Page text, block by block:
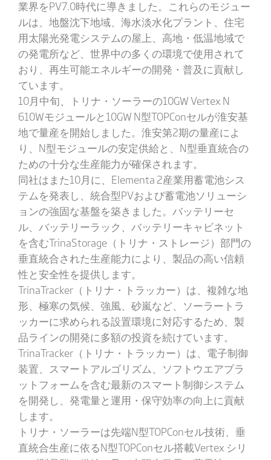
業界をPV7.0時代に導きました。これらのモジュー
ルは、地盤沈下地域、海水淡水化プラント、住宅
用太陽光発電システムの屋上、高地・低温地域で
の発電所など、世界中の多くの環境で使用されて
おり、再生可能エネルギーの開発・普及に貢献し
ています。
10月中旬、トリナ・ソーラーの10GW Vertex N
610Wモジュールと10GW N型TOPConセルが淮安基
地で量産を開始しました。淮安第2期の量産によ
り、N型モジュールの安定供給と、N型垂直統合の
ための十分な生産能力が確保されます。
同社はまた10月に、Elementa 2産業用蓄電池シス
テムを発表し、統合型PVおよび蓄電池ソリューシ
ョンの強固な基盤を築きました。バッテリーセ
ル、バッテリーラック、バッテリーキャビネット
を含むTrinaStorage（トリナ・ストレージ）部門の
垂直統合された生産能力により、製品の高い信頼
性と安全性を提供します。
TrinaTracker（トリナ・トラッカー）は、複雑な地
形、極寒の気候、強風、砂嵐など、ソーラートラ
ッカーに求められる設置環境に対応するため、製
品ラインの開発に多額の投資を続けています。
TrinaTracker（トリナ・トラッカー）は、電子制御
装置、スマートアルゴリズム、ソフトウエアプラ
ットフォームを含む最新のスマート制御システム
を開発し、発電量と運用・保守効率の向上に貢献
します。
トリナ・ソーラーは先端N型TOPConセル技術、垂
直統合生産に依るN型TOPConセル搭載Vertex シリ